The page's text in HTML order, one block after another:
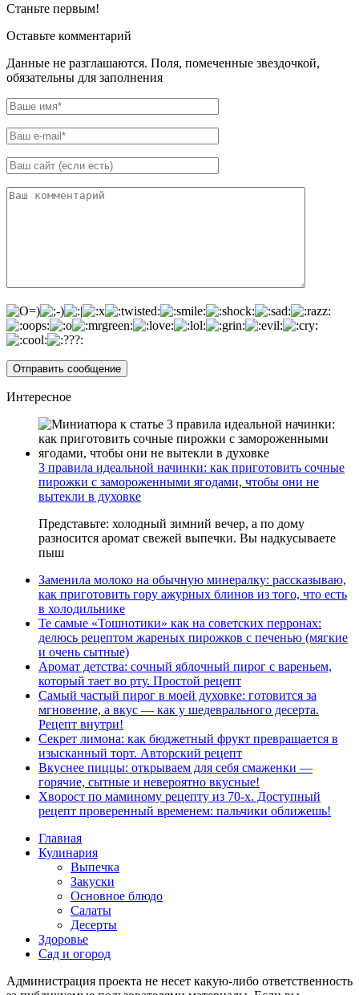
Станьте первым!
Оставьте комментарий
Данные не разглашаются. Поля, помеченные звездочкой,
обязательны для заполнения
Интересное
3 правила идеальной начинки: как приготовить сочные
пирожки с замороженными ягодами, чтобы они не
вытекли в духовке
Представьте: холодный зимний вечер, а по дому
разносится аромат свежей выпечки. Вы надкусываете
пыш
Заменила молоко на обычную минералку: рассказываю,
как приготовить гору ажурных блинов из того, что есть
в холодильнике
Те самые «Тошнотики» как на советских перронах:
делюсь рецептом жареных пирожков с печенью (мягкие
и очень сытные)
Аромат детства: сочный яблочный пирог с вареньем,
который тает во рту. Простой рецепт
Самый частый пирог в моей духовке: готовится за
мгновение, а вкус — как у шедеврального десерта.
Рецепт внутри!
Секрет лимона: как бюджетный фрукт превращается в
изысканный торт. Авторский рецепт
Вкуснее пиццы: открываем для себя смаженки —
горячие, сытные и невероятно вкусные!
Хворост по маминому рецепту из 70-х. Доступный
рецепт проверенный временем: пальчики оближешь!
Главная
Кулинария
Выпечка
Закуски
Основное блюдо
Салаты
Десерты
Здоровье
Сад и огород
Администрация проекта не несет какую-либо ответственность